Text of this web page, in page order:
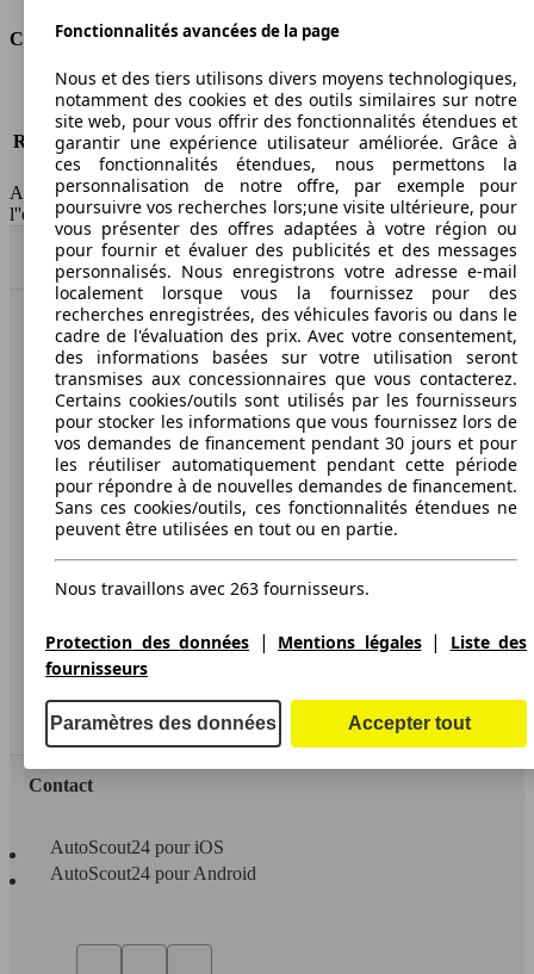
Classes d'assurance
Tous risques
-
Risques partiels
-
Responsabilité civile -
HSN/TSN
MVW11x4Dxxxx/ZZZ2K
AutoScout24 France SAS décline toute responsabilité concernant
l''exactitude des indications fournies.
Haut
AutoScout24: la plus grande plateforme en ligne de
voitures en Europe
AutoScout24
A propos d'AutoScout24
Conditions d'utilisation
Protection des données
Accessibility Statement
Espace Pro
Contact
AutoScout24 pour iOS
AutoScout24 pour Android
Fonctionnalités avancées de la page
Nous et des tiers utilisons divers moyens technologiques,
notamment des cookies et des outils similaires sur notre
site web, pour vous offrir des fonctionnalités étendues et
garantir une expérience utilisateur améliorée. Grâce à
ces fonctionnalités étendues, nous permettons la
personnalisation de notre offre, par exemple pour
poursuivre vos recherches lors;une visite ultérieure, pour
vous présenter des offres adaptées à votre région ou
pour fournir et évaluer des publicités et des messages
personnalisés. Nous enregistrons votre adresse e-mail
localement lorsque vous la fournissez pour des
recherches enregistrées, des véhicules favoris ou dans le
cadre de l'évaluation des prix. Avec votre consentement,
des informations basées sur votre utilisation seront
transmises aux concessionnaires que vous contacterez.
Certains cookies/outils sont utilisés par les fournisseurs
pour stocker les informations que vous fournissez lors de
vos demandes de financement pendant 30 jours et pour
les réutiliser automatiquement pendant cette période
pour répondre à de nouvelles demandes de financement.
Sans ces cookies/outils, ces fonctionnalités étendues ne
peuvent être utilisées en tout ou en partie.
Nous travaillons avec 263 fournisseurs.
Protection des données | Mentions légales|
Liste des
fournisseurs
Paramètres des données Accepter tout